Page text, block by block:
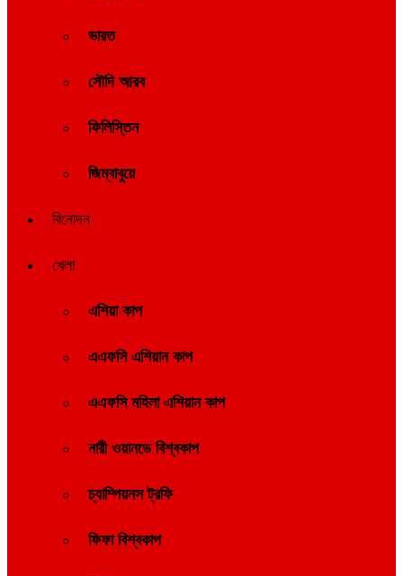
ভারত
সৌদি আরব
ফিলিস্তিন
জিম্বাবুয়ে
বিনোদন
খেলা
এশিয়া কাপ
এএফসি এশিয়ান কাপ
এএফসি মহিলা এশিয়ান কাপ
নারী ওয়ানডে বিশ্বকাপ
চ্যাম্পিয়নস ট্রফি
ফিফা বিশ্বকাপ